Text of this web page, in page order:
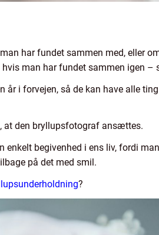
har fundet sammen med, eller
man har fundet sammen igen –
i forvejen, så de kan have alle
at den bryllupsfotograf ansættes.
enkelt begivenhed i ens liv, fordi
på det med smil.
?